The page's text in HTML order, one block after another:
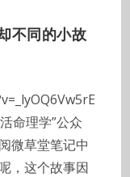
不同的小故
命理学”公众
微草堂笔记中
，这个故事因